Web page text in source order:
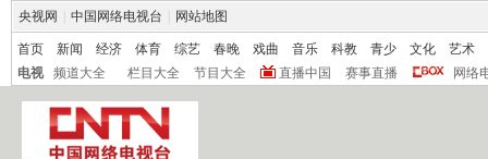
央视网 中国网络电视台 网站地图
首页 新闻 经济 体育 综艺 春晚 戏曲 音乐 科教 青少 文化
艺术
电视
频道大全 栏目大全 节目大全 直播中国 赛事直播 网络